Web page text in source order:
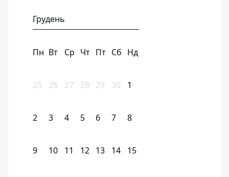
Грудень
Пн Вт Ср Чт Пт Сб Нд
25 26 27 28 29 30 1
2 3 4 5 6 7 8
9 10 11 12 13 14 15